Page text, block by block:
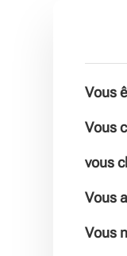
Vous
Vous
vous
Vous
Vous